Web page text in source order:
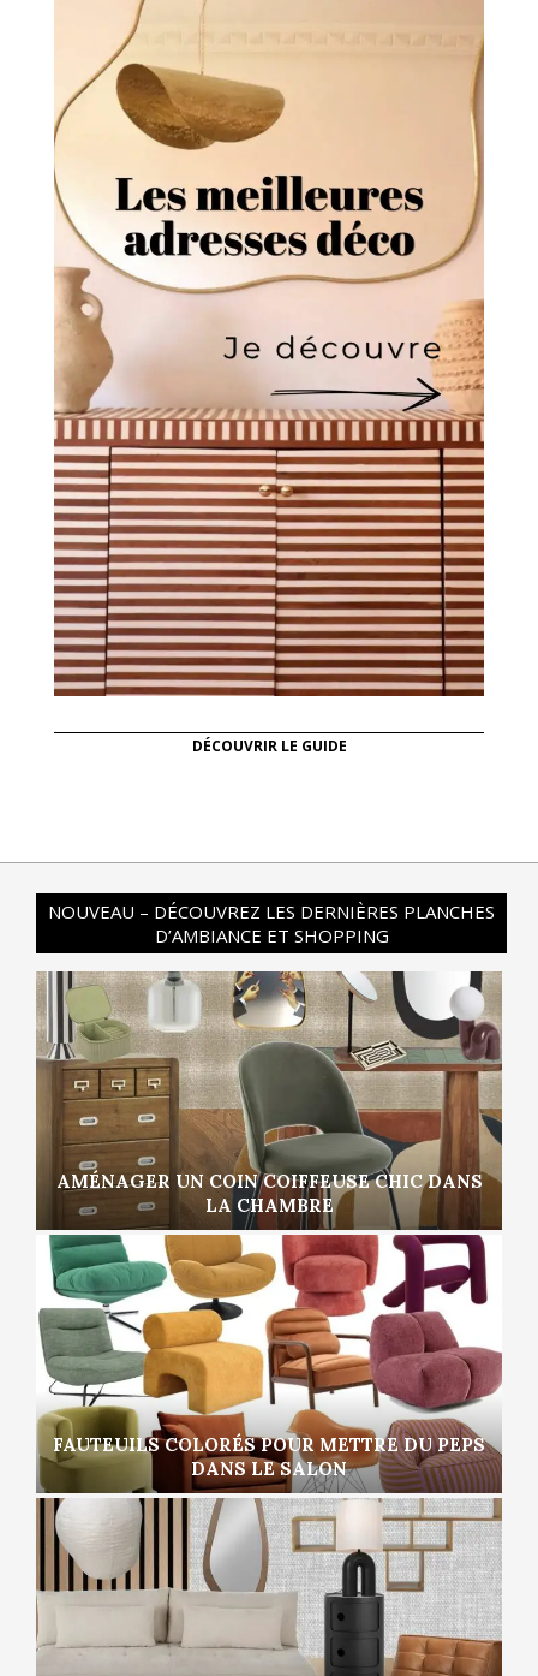
DÉCOUVRIR LE GUIDE
NOUVEAU – DÉCOUVREZ LES DERNIÈRES PLANCHES
D’AMBIANCE ET SHOPPING
AMÉNAGER UN COIN COIFFEUSE CHIC DANS
LA CHAMBRE
FAUTEUILS COLORÉS POUR METTRE DU PEPS
DANS LE SALON